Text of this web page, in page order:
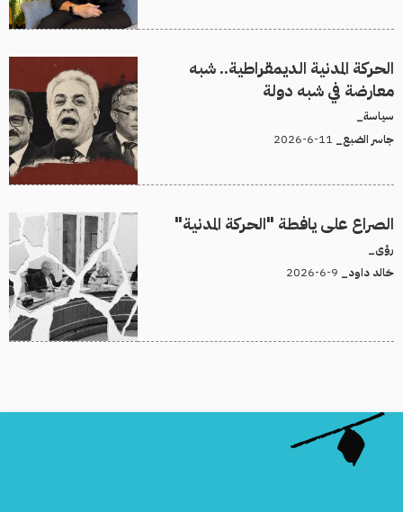
الحركة المدنية الديمقراطية.. شبه
معارضة في شبه دولة
سياسة_
جاسر الضبع_
الصراع على يافطة "الحركة المدنية"
رؤى_
خالد داود_